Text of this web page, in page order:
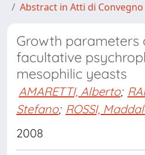
Abstract in Atti di Convegno
Growth
facultative
mesophilic yeasts
AMARETTI, Alberto;
Stefano; ROSSI,
2008